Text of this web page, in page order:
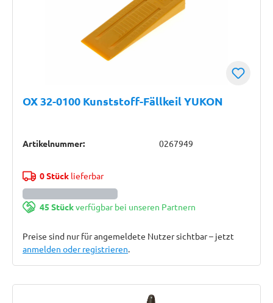
OX 32-0100 Kunststoff-Fällkeil YUKON
Artikelnummer: 0267949
0 Stücklieferbar
45 Stückverfügbar bei unseren Partnern
Preise sind nur für angemeldete Nutzer sichtbar – jetzt
anmelden oder registrieren.